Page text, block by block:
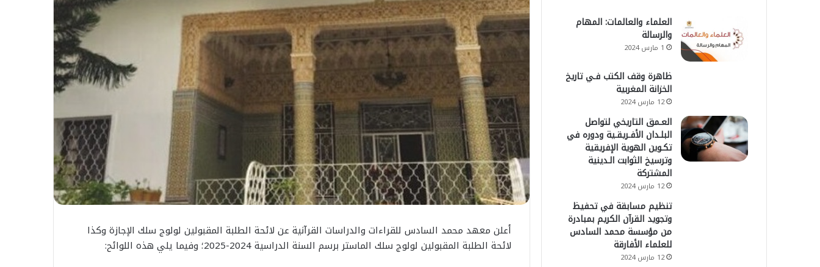
أعلن معهد محمد السادس للقراءات والدراسات القرآنية عن لائحة الطلبة المقبولين لولوج سلك الإجازة وكذا
لائحة الطلبة المقبولين لولوج سلك الماستر برسم السنة الدراسية 2024-2025؛ وفيما يلي هذه اللوائح:
العلماء والعالمات: المهام
والرسالة
1 مارس 2024
ظاهرة وقف الكتب فـي تاريخ
الخزانة المغربية
12 مارس 2024
العـمق التاريخي لتواصل
البلـدان الأفـريقـية ودوره في
تكـوين الهوية الإفريقية
وترسيخ الثوابت الـدينية
المشتركة
12 مارس 2024
تنظيم مسابقة في تحفيظ
وتجويد القرآن الكريم بمبادرة
من مؤسسة محمد السادس
للعلماء الأفارقة
12 مارس 2024